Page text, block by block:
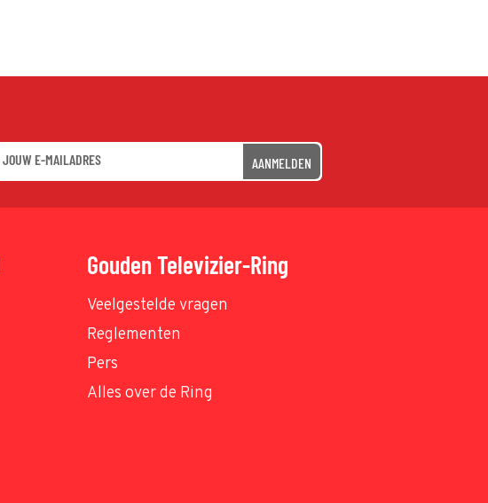
AANMELDEN
Gouden Televizier-Ring
Veelgestelde vragen
Reglementen
Pers
Alles over de Ring